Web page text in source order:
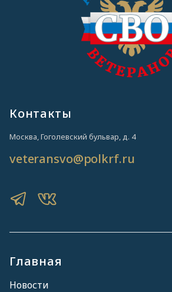
Главная
Новости
Контакты
Москва, Гоголевский бульвар, д. 4
veteransvo@polkrf.ru